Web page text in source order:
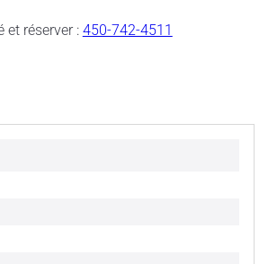
réserver : 450-742-4511